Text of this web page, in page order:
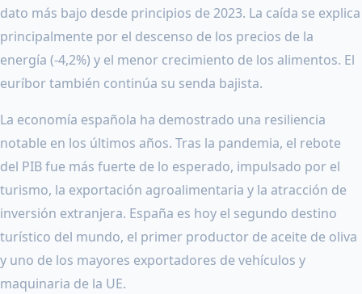
dato más bajo desde principios de 2023. La caída se explica
principalmente por el descenso de los precios de la
energía (-4,2%) y el menor crecimiento de los alimentos. El
euríbor también continúa su senda bajista.
La economía española ha demostrado una resiliencia
notable en los últimos años. Tras la pandemia, el rebote
del PIB fue más fuerte de lo esperado, impulsado por el
turismo, la exportación agroalimentaria y la atracción de
inversión extranjera. España es hoy el segundo destino
turístico del mundo, el primer productor de aceite de oliva
y uno de los mayores exportadores de vehículos y
maquinaria de la UE.